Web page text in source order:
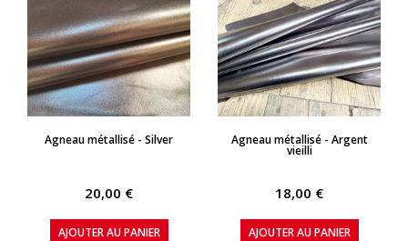
APERÇU RAPIDE
Agneau métallisé - Silver
20,00 €
AJOUTER AU PANIER
APERÇU RAPIDE
Agneau métallisé - Argent
vieilli
18,00 €
AJOUTER AU PANIER